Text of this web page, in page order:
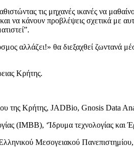
τις μηχανές ικανές να
να κάνουν προβλέψεις σχετικά με
αλλάζει!» θα διεξαχθεί ζωντανά
Κρήτης.
της Κρήτης, JADBio, Gnosis Data
(ΙΜΒΒ), ‘Ίδρυμα τεχνολογίας και
Ελληνικού Μεσογειακού